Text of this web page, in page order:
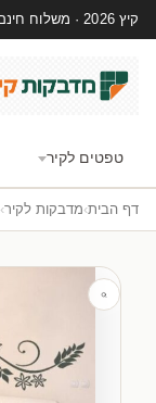
קיץ 2026 · משלוח חינם מ-₪300 · ייצור 48 שעות · 15,000+ לקוחות מרוצים
טפטים לקיר
דף הבית›מדבקות לקיר›